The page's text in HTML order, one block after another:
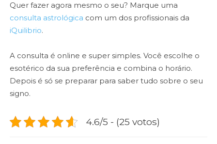
Quer fazer agora mesmo o seu? Marque uma
consulta astrológica com um dos profissionais da
iQuilibrio.
A consulta é online e super simples. Você escolhe o
esotérico da sua preferência e combina o horário.
Depois é só se preparar para saber tudo sobre o seu
signo.
4.6/5 - (25 votos)